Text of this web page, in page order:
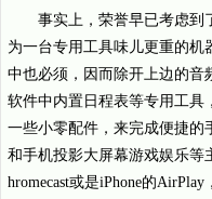
事实上，荣誉早已考虑到
为一台专用工具味儿更重的
中也必须，因而除开上边的音
软件中内置日程表等专用工具
一些小零配件，来完成便捷的
和手机投影大屏幕游戏娱乐
hromecast或是iPhone的